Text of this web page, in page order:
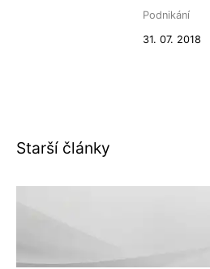
Podnikání
31. 07. 2018
Starší články